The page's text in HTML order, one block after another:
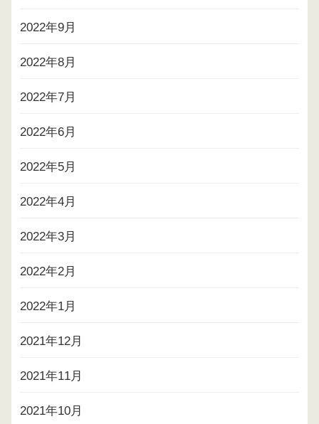
2022年9月
2022年8月
2022年7月
2022年6月
2022年5月
2022年4月
2022年3月
2022年2月
2022年1月
2021年12月
2021年11月
2021年10月